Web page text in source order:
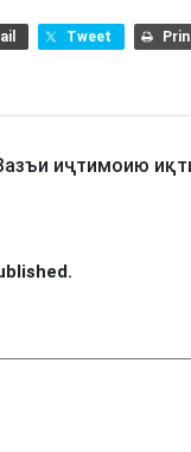
Tweet
иҷтимоию